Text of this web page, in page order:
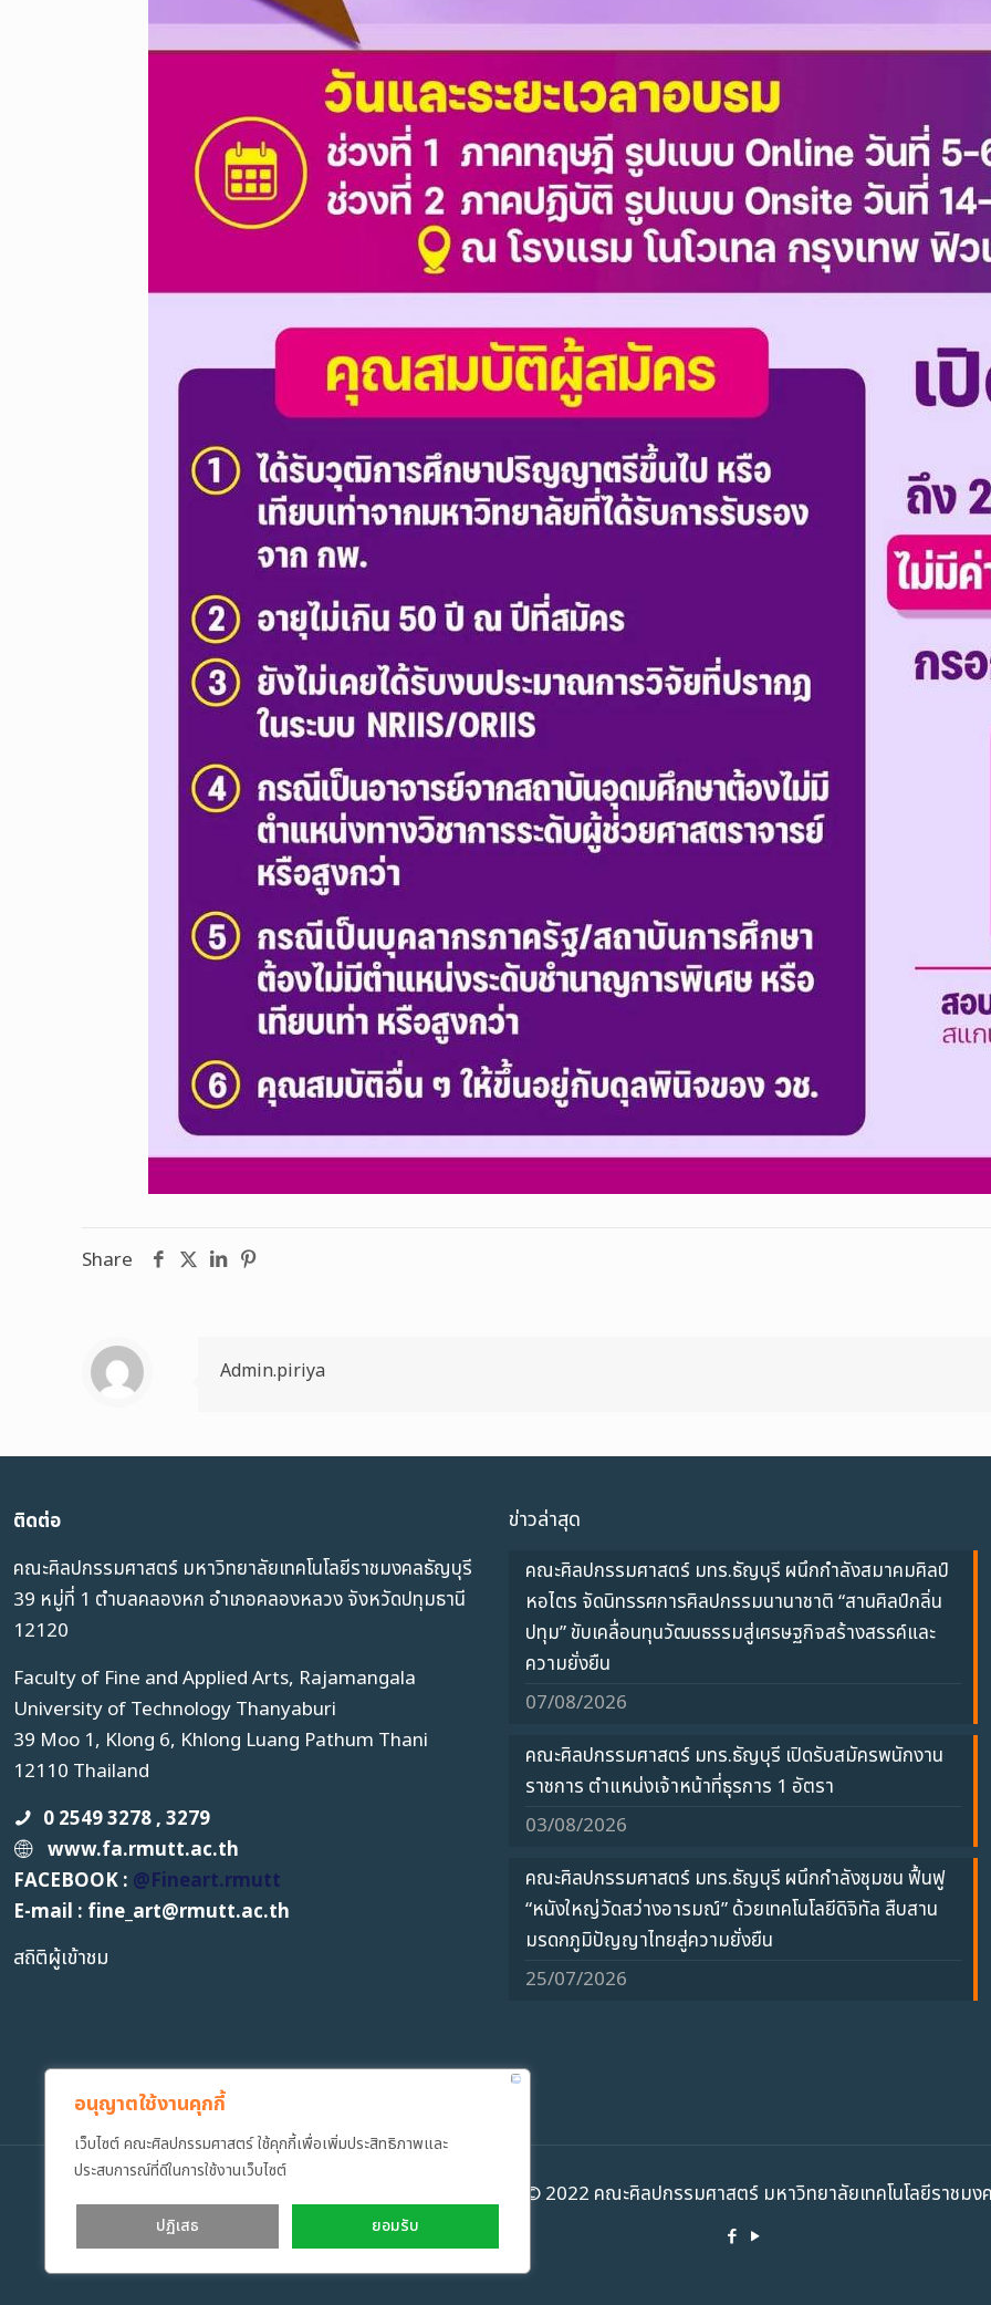
อนุญาตใช้งานคุกกี้
เว็บไซต์ คณะศิลปกรรมศาสตร์ ใช้คุกกี้เพื่อเพิ่มประสิทธิภาพและ
ประสบการณ์ที่ดีในการใช้งานเว็บไซต์
ปฏิเสธ ยอมรับ
Share
Admin.piriya
ติดต่อ
คณะศิลปกรรมศาสตร์ มหาวิทยาลัยเทคโนโลยีราชมงคลธัญบุรี
39 หมู่ที่ 1 ตำบลคลองหก อำเภอคลองหลวง จังหวัดปทุมธานี
12120
Faculty of Fine and Applied Arts, Rajamangala
University of Technology Thanyaburi
39 Moo 1, Klong 6, Khlong Luang Pathum Thani
12110 Thailand
0 2549 3278 , 3279
www.fa.rmutt.ac.th
FACEBOOK : @Fineart.rmutt
E-mail : fine_art@rmutt.ac.th
สถิติผู้เข้าชม
ข่าวล่าสุด
คณะศิลปกรรมศาสตร์ มทร.ธัญบุรี ผนึกกำลังสมาคมศิลป์
หอไตร จัดนิทรรศการศิลปกรรมนานาชาติ “สานศิลป์กลิ่น
ปทุม” ขับเคลื่อนทุนวัฒนธรรมสู่เศรษฐกิจสร้างสรรค์และ
ความยั่งยืน
07/08/2026
คณะศิลปกรรมศาสตร์ มทร.ธัญบุรี เปิดรับสมัครพนักงาน
ราชการ ตำแหน่งเจ้าหน้าที่ธุรการ 1 อัตรา
03/08/2026
คณะศิลปกรรมศาสตร์ มทร.ธัญบุรี ผนึกกำลังชุมชน ฟื้นฟู
“หนังใหญ่วัดสว่างอารมณ์” ด้วยเทคโนโลยีดิจิทัล สืบสาน
มรดกภูมิปัญญาไทยสู่ความยั่งยืน
25/07/2026
Copyright ©️ 2022 คณะศิลปกรรมศาสตร์ มหาวิทยาลัยเทคโนโลยีราชม